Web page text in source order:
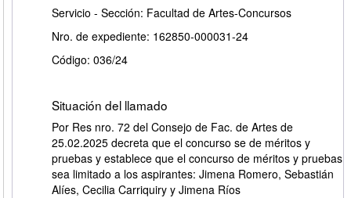
Servicio - Sección: Facultad de Artes-Concursos
Nro. de expediente: 162850-000031-24
Código: 036/24
Situación del llamado
Por Res nro. 72 del Consejo de Fac. de Artes de
25.02.2025 decreta que el concurso se de méritos y
pruebas y establece que el concurso de méritos y pruebas
sea limitado a los aspirantes: Jimena Romero, Sebastián
Alíes, Cecilia Carriquiry y Jimena Ríos